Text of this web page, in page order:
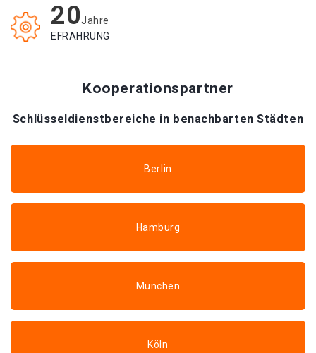
20Jahre
EFRAHRUNG
Kooperationspartner
Schlüsseldienstbereiche in benachbarten Städten
Berlin
Hamburg
München
Köln